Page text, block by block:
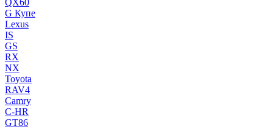
QX60
G Купе
Lexus
IS
GS
RX
NX
Toyota
RAV4
Camry
C-HR
GT86